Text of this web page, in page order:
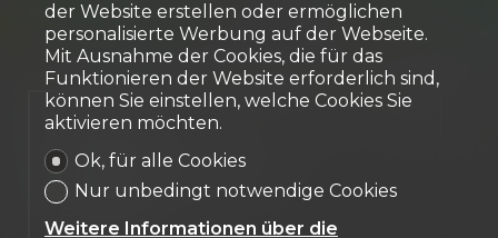
Verkauft
Einfamilienhaus
Posat
der Website erstellen oder ermöglichen
personalisierte Werbung auf der Webseite.
Mit Ausnahme der Cookies, die für das
Funktionieren der Website erforderlich sind,
können Sie einstellen, welche Cookies Sie
aktivieren möchten.
Ok, für alle Cookies
Nur unbedingt notwendige Cookies
Weitere Informationen über die